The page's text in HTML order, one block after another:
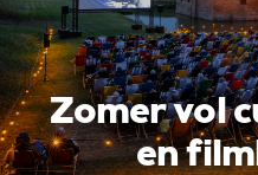
Steun ons
Tickets
Zomer vol
en